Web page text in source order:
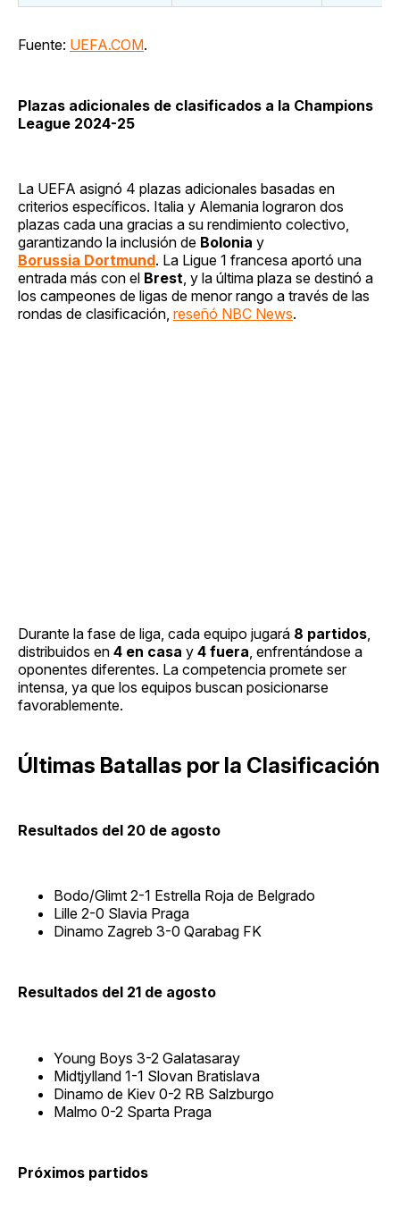
Fuente: UEFA.COM.
Plazas adicionales de clasificados a la Champions
League 2024-25
La UEFA asignó 4 plazas adicionales basadas en
criterios específicos. Italia y Alemania lograron dos
plazas cada una gracias a su rendimiento colectivo,
garantizando la inclusión de Bolonia y
Borussia Dortmund. La Ligue 1 francesa aportó una
entrada más con el Brest, y la última plaza se destinó a
los campeones de ligas de menor rango a través de las
rondas de clasificación, reseñó NBC News.
Durante la fase de liga, cada equipo jugará 8 partidos,
distribuidos en 4 en casa y 4 fuera, enfrentándose a
oponentes diferentes. La competencia promete ser
intensa, ya que los equipos buscan posicionarse
favorablemente.
Últimas Batallas por la Clasificación
Resultados del 20 de agosto
Bodo/Glimt 2-1 Estrella Roja de Belgrado
Lille 2-0 Slavia Praga
Dinamo Zagreb 3-0 Qarabag FK
Resultados del 21 de agosto
Young Boys 3-2 Galatasaray
Midtjylland 1-1 Slovan Bratislava
Dinamo de Kiev 0-2 RB Salzburgo
Malmo 0-2 Sparta Praga
Próximos partidos